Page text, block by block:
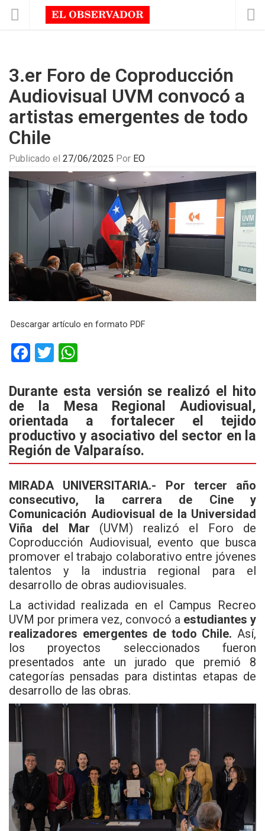
3.er Foro de Coproducción
Audiovisual UVM convocó a
artistas emergentes de todo
Chile
Publicado el 27/06/2025 Por EO
Descargar artículo en formato PDF
F
ce
b
o
o
k
T
tt
er
at
s
A
p
p
Durante esta versión se realizó el hito
de la Mesa Regional Audiovisual,
orientada a fortalecer el tejido
productivo y asociativo del sector en la
Región de Valparaíso.
MIRADA UNIVERSITARIA.- Por tercer año
consecutivo, la carrera de Cine y
Comunicación Audiovisual de la Universidad
Viña del Mar (UVM) realizó el Foro de
Coproducción Audiovisual, evento que busca
promover el trabajo colaborativo entre jóvenes
talentos y la industria regional para el
desarrollo de obras audiovisuales.
La actividad realizada en el Campus Recreo
UVM por primera vez, convocó a estudiantes y
realizadores emergentes de todo Chile. Así,
los proyectos seleccionados fueron
presentados ante un jurado que premió 8
categorías pensadas para distintas etapas de
desarrollo de las obras.